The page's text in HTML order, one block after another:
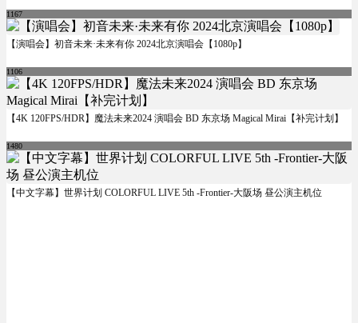
1167
【演唱会】初音未来·未来有你 2024北京演唱会【1080p】
1106
【4K 120FPS/HDR】魔法未来2024 演唱会 BD 东京场 Magical Mirai【补完计划】
1480
【中文字幕】世界计划 COLORFUL LIVE 5th -Frontier-大阪场 昼公演主机位